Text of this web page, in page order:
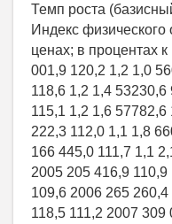
Темп роста
Индекс
ценах; в процентах
001,9 120,2 1,2 1,0
118,6 1,2 1,4
115,1 1,2 1,6
222,3 112,0 1,1 1,8
166 445,0 111,7 1,1
2005 205 416,9
109,6 2006 265
118,5 111,2 2007 309